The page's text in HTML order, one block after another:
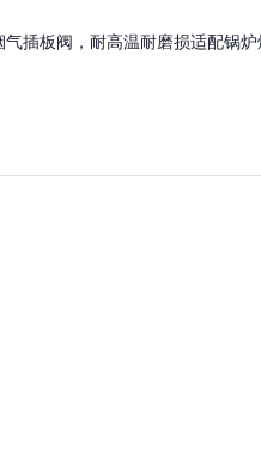
插板阀，耐高温耐磨损适配锅炉